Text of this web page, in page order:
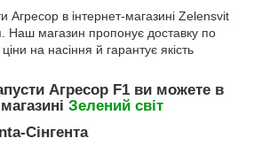
Агресор в інтернет-магазині Zelensvit
Наш магазин пропонує доставку по
на насіння й гарантує якість
Агресор F1 ви можете в
Зелений свiт
Сінгента